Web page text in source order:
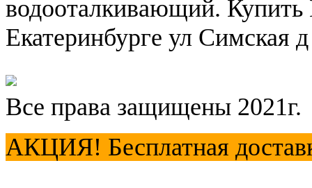
водооталкивающий.
Екатеринбурге ул Симская
Все права защищены 2021г.
АКЦИЯ! Бесплатная